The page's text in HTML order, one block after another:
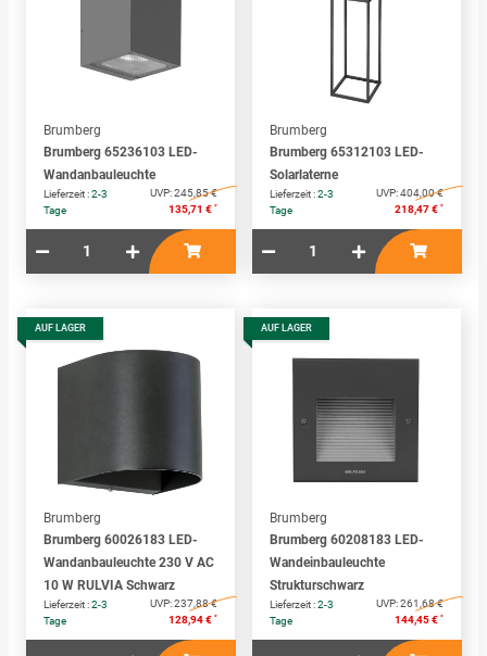
Brumberg
Brumberg 65236103 LED-
Wandanbauleuchte
Lieferzeit :2-3
Tage
UVP:245,85 €
135,71 € *
Brumberg
Brumberg 65312103 LED-
Solarlaterne
Lieferzeit :2-3
Tage
UVP:404,00 €
218,47 € *
AUF LAGER
Brumberg
Brumberg 60026183 LED-
Wandanbauleuchte 230 V AC
10 W RULVIA Schwarz
Lieferzeit :2-3
Tage
UVP:237,88 €
128,94 € *
AUF LAGER
Brumberg
Brumberg 60208183 LED-
Wandeinbauleuchte
Strukturschwarz
Lieferzeit :2-3
Tage
UVP:261,68 €
144,45 € *